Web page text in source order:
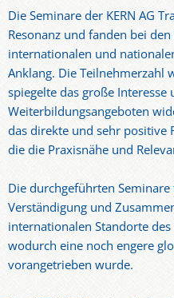
Die Seminare der KERN AG
Resonanz und fanden bei
internationalen und
Anklang. Die Teilnehmerzahl
spiegelte das große
Weiterbildungsangeboten
das direkte und sehr positive
die die Praxisnähe und
Die durchgeführten
Verständigung und
internationalen Standorte
wodurch eine noch engere
vorangetrieben wurde.